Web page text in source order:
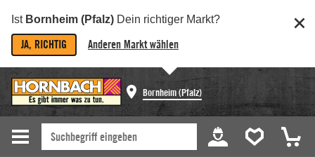
Ist Bornheim (Pfalz) Dein richtiger Markt?
JA, RICHTIG Anderen Markt wählen
Bornheim (Pfalz)